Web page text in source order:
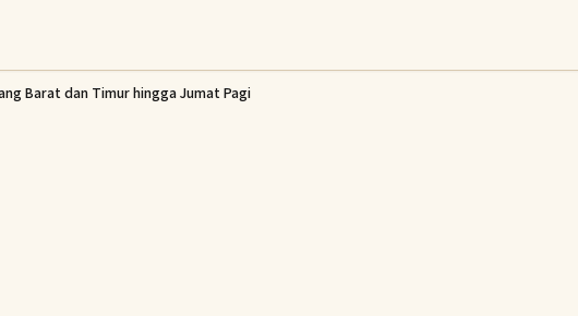
Barat dan Timur hingga Jumat Pagi